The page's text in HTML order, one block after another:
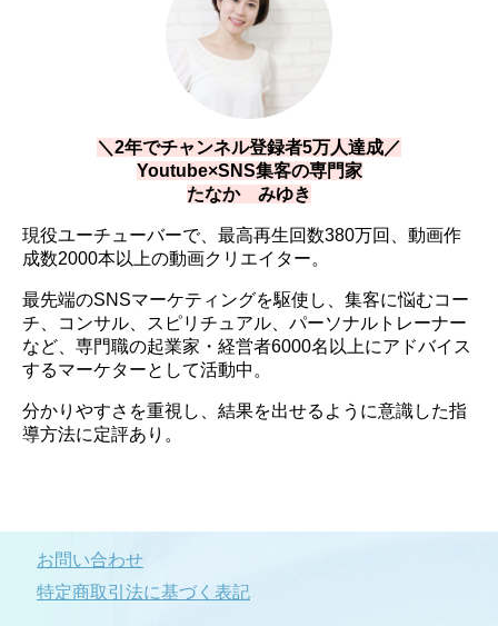
＼2年でチャンネル登録者5万人達成／
Youtube×SNS集客の専門家
たなか みゆき
現役ユーチューバーで、最高再生回数380万回、動画作
成数2000本以上の動画クリエイター。
最先端のSNSマーケティングを駆使し、集客に悩むコー
チ、コンサル、スピリチュアル、パーソナルトレーナー
など、専門職の起業家・経営者6000名以上にアドバイス
するマーケターとして活動中。
分かりやすさを重視し、結果を出せるように意識した指
導方法に定評あり。
お問い合わせ
特定商取引法に基づく表記